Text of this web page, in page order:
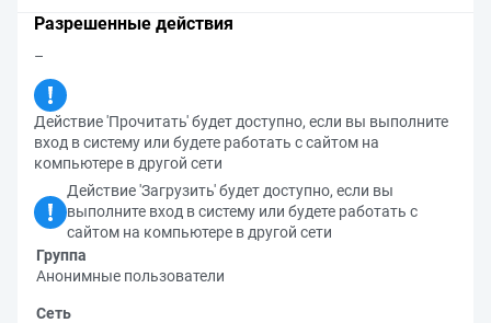
Разрешенные действия
–
Действие 'Прочитать' будет доступно, если вы выполните
вход в систему или будете работать с сайтом на
компьютере в другой сети
Действие 'Загрузить' будет доступно, если вы
выполните вход в систему или будете работать с
сайтом на компьютере в другой сети
Группа
Анонимные пользователи
Сеть